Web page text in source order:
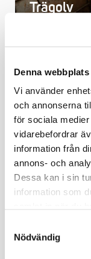
Denna
Vi använder
och annonserna
för sociala
vidarebefordrar
information från
annons- och
Dessa kan i sin
information som
Nödvändig
Trägolv
Trähus